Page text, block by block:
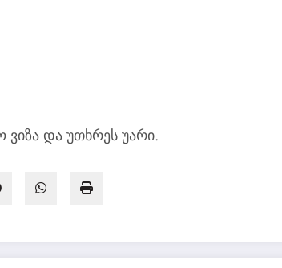
ვიზა და უთხრეს უარი.